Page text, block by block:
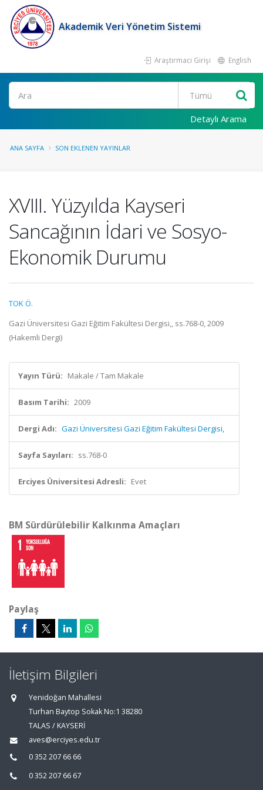
Akademik Veri Yönetim Sistemi
Araştırmacı Girişi English
Ara
Detaylı Arama
ANA SAYFA SON EKLENEN YAYINLAR
XVIII. Yüzyılda Kayseri
Sancağının İdari ve Sosyo-
Ekonomik Durumu
TOK Ö.
Gazi Üniversitesi Gazi Eğitim Fakültesi Dergisi,, ss.768-0, 2009
(Hakemli Dergi)
Yayın Türü: Makale / Tam Makale
Basım Tarihi: 2009
Dergi Adı: Gazi Üniversitesi Gazi Eğitim Fakültesi Dergisi,
Sayfa Sayıları: ss.768-0
Erciyes Üniversitesi Adresli: Evet
BM Sürdürülebilir Kalkınma Amaçları
Paylaş
İletişim Bilgileri
Yenidoğan Mahallesi
Turhan Baytop Sokak No:1 38280
TALAS / KAYSERİ
aves@erciyes.edu.tr
0 352 207 66 66
0 352 207 66 67